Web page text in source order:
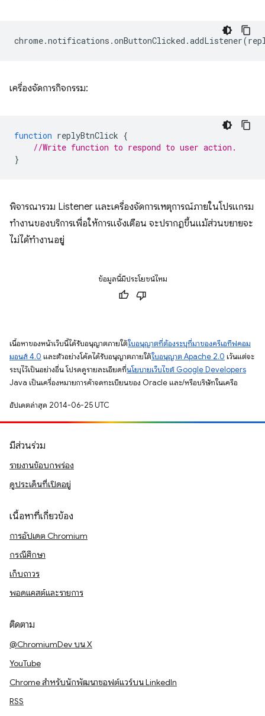
chrome.notifications .onButtonClicked .addListener(
เครื่องจัดการกิจกรรม:
function replyBtnClick {
//Write function to respond to user action.
}
พิจารณารวม Listener และเครื่องจัดการเหตุการณ์ภายในโปรแกรม
ทำงานของบริการเพื่อให้การแจ้งเตือน จะปรากฏขึ้นแม้ส่วนขยายจะ
ไม่ได้ทำงานอยู่
ข้อมูลนี้มีประโยชน์ไหม
เนื้อหาของหน้าเว็บนี้ได้รับอนุญาตภายใต้ใบอนุญาตที่ต้องระบุที่มาของครีเอทีฟคอม
มอนส์ 4.0 และตัวอย่างโค้ดได้รับอนุญาตภายใต้ใบอนุญาต Apache 2.0 เว้นแต่จะ
ระบุไว้เป็นอย่างอื่น โปรดดูรายละเอียดที่นโยบายเว็บไซต์ Google Developers
Java เป็นเครื่องหมายการค้าจดทะเบียนของ Oracle และ/หรือบริษัทในเครือ
อัปเดตล่าสุด 2014-06-25 UTC
มีส่วนร่วม
รายงานข้อบกพร่อง
ดูประเด็นที่เปิดอยู่
เนื้อหาที่เกี่ยวข้อง
การอัปเดต Chromium
กรณีศึกษา
เก็บถาวร
พอดแคสต์และรายการ
ติดตาม
@ChromiumDev บน X
YouTube
Chrome สำหรับนักพัฒนาซอฟต์แวร์บน LinkedIn
RSS